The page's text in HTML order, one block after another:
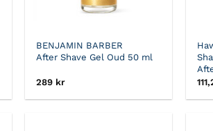
BENJAMIN BARBER
After Shave Gel Oud 50 ml
289 kr